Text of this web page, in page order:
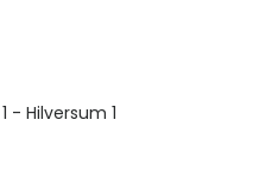
- Hilversum 1